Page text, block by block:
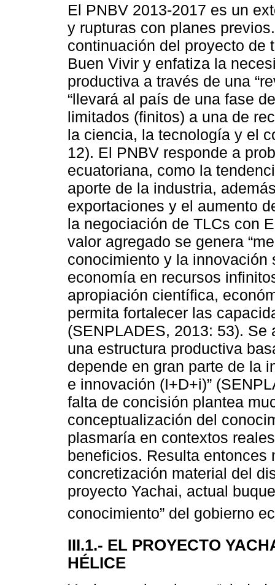
El PNBV 2013-2017 es un
y rupturas con planes
continuación del proyecto de
Buen Vivir y enfatiza la
productiva a través de una
“llevará al país de una fase
limitados (finitos) a una de
la ciencia, la tecnología y el
12). El PNBV responde a
ecuatoriana, como la
aporte de la industria,
exportaciones y el aumento
la negociación de TLCs con
valor agregado se genera
conocimiento y la innovación
economía en recursos
apropiación científica,
permita fortalecer las
(SENPLADES, 2013: 53). Se
una estructura productiva
depende en gran parte de la
e innovación (I+D+i)”
falta de concisión plantea
conceptualización del
plasmaría en contextos
beneficios. Resulta
concretización material del
proyecto Yachai, actual
conocimiento” del gobierno
III.1.- EL PROYECTO
HÉLICE